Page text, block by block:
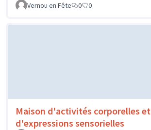
Vernou en Fête
0 0
Maison d'activités corporelles et
d'expressions sensorielles